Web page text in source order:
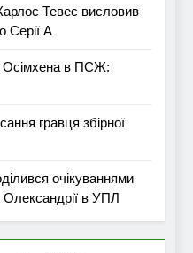
Тевес висловив
Серії А
Осімхена в ПСЖ:
гравця збірної
очікуваннями
в УПЛ